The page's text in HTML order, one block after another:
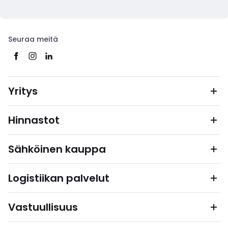
Seuraa meitä
Yritys
Hinnastot
Sähköinen kauppa
Logistiikan palvelut
Vastuullisuus